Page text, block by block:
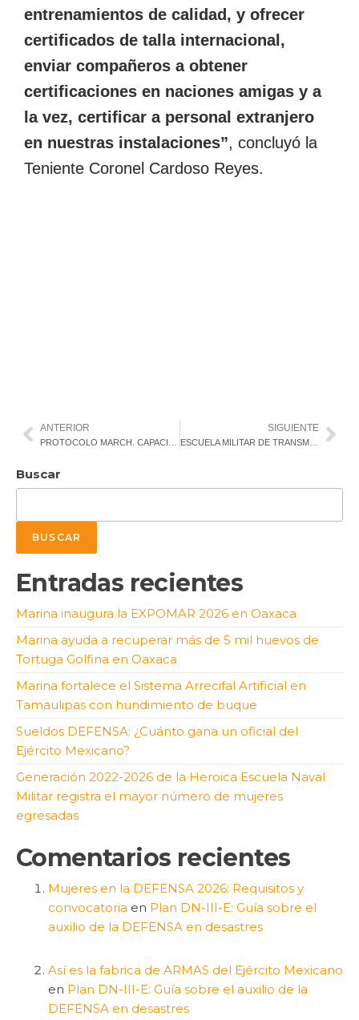
entrenamientos de calidad, y ofrecer
certificados de talla internacional,
enviar compañeros a obtener
certificaciones en naciones amigas y a
la vez, certificar a personal extranjero
en nuestras instalaciones”, concluyó la
Teniente Coronel Cardoso Reyes.
ANTERIOR SIGUIENTE
ESCUELA MILITAR DE TRANSMISIONES FORMA ESPECIALISTAS EN COMUNICACIONES DE LA DEFENSA NACIONAL Y AUXILIO A LA POBLACIÓN CIVIL
Buscar
BUSCAR
Entradas recientes
Marina inaugura la EXPOMAR 2026 en Oaxaca
Marina ayuda a recuperar más de 5 mil huevos de
Tortuga Golfina en Oaxaca
Marina fortalece el Sistema Arrecifal Artificial en
Tamaulipas con hundimiento de buque
Sueldos DEFENSA: ¿Cuánto gana un oficial del
Ejército Mexicano?
Generación 2022-2026 de la Heroica Escuela Naval
Militar registra el mayor número de mujeres
egresadas
Comentarios recientes
Mujeres en la DEFENSA 2026: Requisitos y
convocatoria en Plan DN-III-E: Guía sobre el
auxilio de la DEFENSA en desastres
Así es la fabrica de ARMAS del Ejército Mexicano
en Plan DN-III-E: Guía sobre el auxilio de la
DEFENSA en desastres